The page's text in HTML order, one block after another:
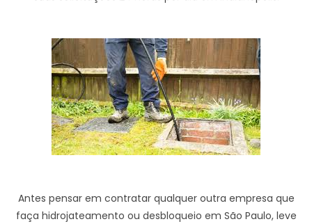
Antes pensar em contratar qualquer outra empresa que
faça hidrojateamento ou desbloqueio em São Paulo, leve